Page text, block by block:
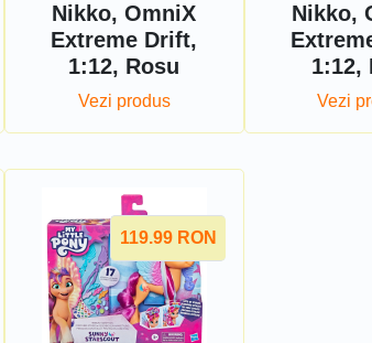
Nikko, OmniX
Extreme Drift,
1:12, Rosu
Vezi produs
Nikko,
1:12,
Vezi
119.99 RON